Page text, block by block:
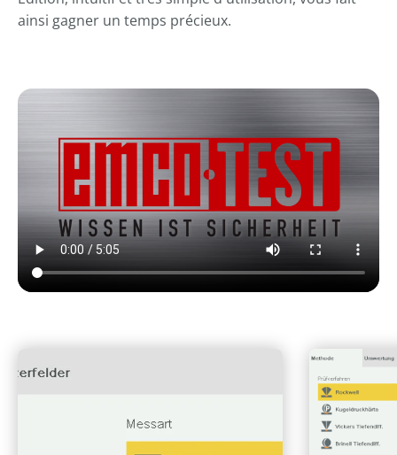
ainsi gagner un temps précieux.